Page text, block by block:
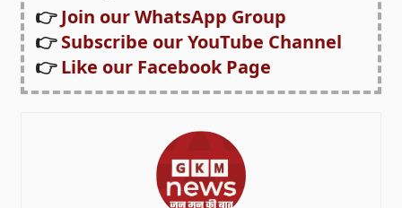
👉Join our WhatsApp Group
👉Subscribe our YouTube Channel
👉Like our Facebook Page